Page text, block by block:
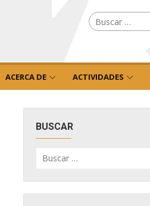
Buscar
por:
ACERCA DE ACTIVIDADES
BUSCAR
por: